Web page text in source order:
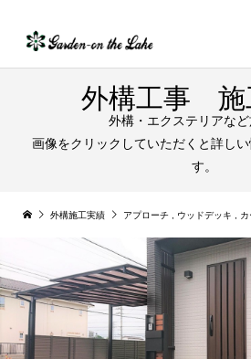
外構工事 施
外構・エクステリアな
画像をクリックしていただくと詳し
す。
外構施工実績 アプローチ ウッドデッキ カ